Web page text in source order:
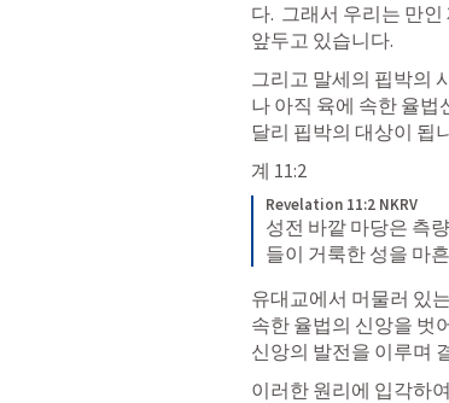
다.  그래서 우리는 만
앞두고 있습니다.
그리고 말세의 핍박의
나 아직 육에 속한 율
달리 핍박의 대상이 됩
계 11:2
Revelation 11:2 NKRV
성전 바깥 마당은 측
들이 거룩한 성을 마
유대교에서 머물러 있
속한 율법의 신앙을 벗
신앙의 발전을 이루며
이러한 원리에 입각하